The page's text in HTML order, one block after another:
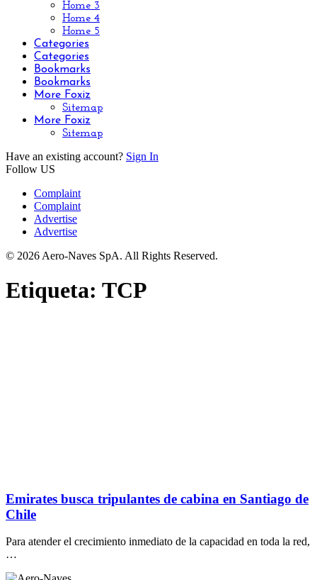
Home 3
Home 4
Home 5
Categories
Categories
Bookmarks
Bookmarks
More Foxiz
Sitemap
More Foxiz
Sitemap
Have an existing account? Sign In
Follow US
Complaint
Complaint
Advertise
Advertise
© 2026 Aero-Naves SpA. All Rights Reserved.
Etiqueta: TCP
Emirates busca tripulantes de cabina en Santiago de
Chile
Para atender el crecimiento inmediato de la capacidad en toda la red,
…